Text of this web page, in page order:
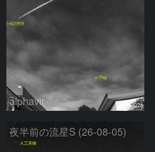
alphavir
夜半前の流星S (26-08-05)